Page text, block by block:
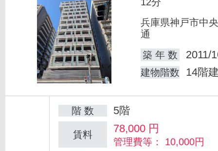
兵庫県神戸市中
通
築 年 数
2011/
建物階数 14階
階 数 5階
賃料 78,000 円
管理費等： 10,000円